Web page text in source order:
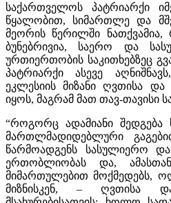
საქართველოს პატრიარქი
წყალობით, სიმართლე და
მეორის წერილში
ბუნებრივია, საერო და
ურთიერთობის საკითხებზეც
პატრიარქი ასევე
ეკლესიის მიზანი ღვთისა და
იყოს, მაგრამ მათ თავ-თავისი
“როგორც ადამიანი შედგება
მართლმადიდებლური
წარმოადგენს სასულიერო
ერთობლიობას და,
მიმართულებით მოქმედებს,
მიზნისკენ, – ღვთისა